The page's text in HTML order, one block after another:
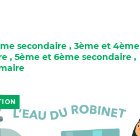
secondaire,3ème et 4ème
,5ème et 6ème secondaire,